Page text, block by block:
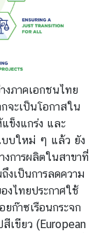
งภาคเอกชนไทย
จะเป็นโอกาสใน
แข็งแกร่ง และ
บบใหม่ ๆ แล้ว ยัง
งการผลิตในสาขาที่
งเป็นการลดความ
งไทยประกาศใช้
ยก๊าซเรือนกระจก
เขียว (European